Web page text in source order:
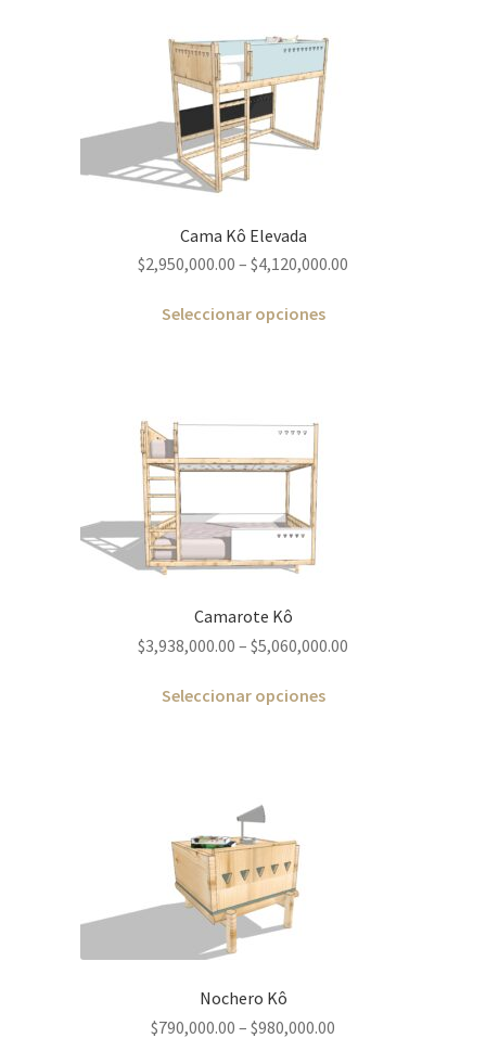
Cama Kô Elevada
$2,950,000.00 – $4,120,000.00
Seleccionar opciones
Camarote Kô
$3,938,000.00 – $5,060,000.00
Seleccionar opciones
Nochero Kô
$790,000.00 – $980,000.00